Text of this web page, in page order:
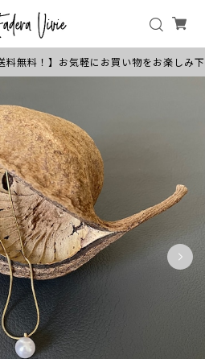
料！】お気軽にお買い物をお楽しみ下